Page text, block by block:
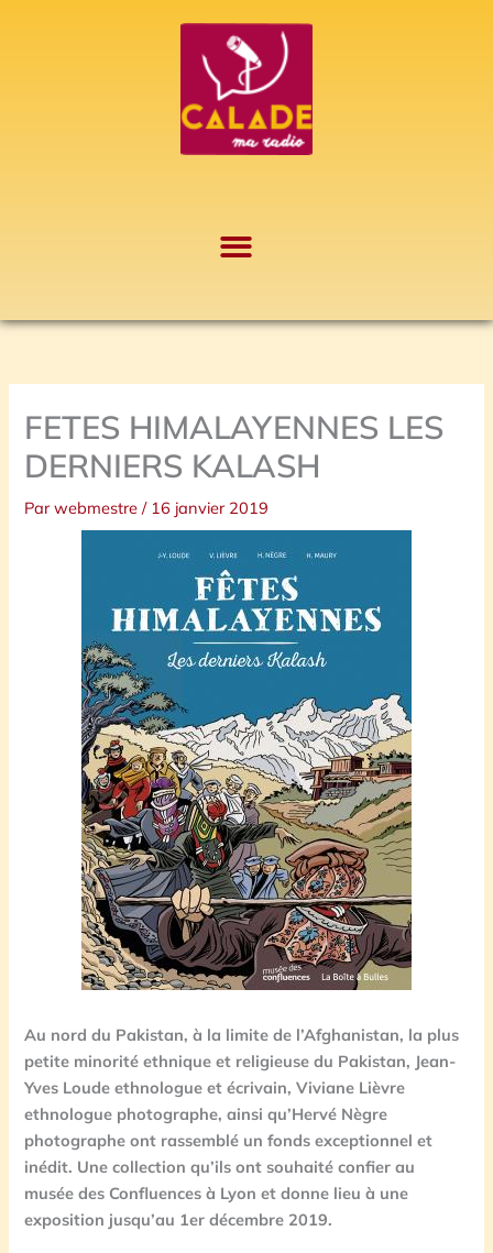
FETES HIMALAYENNES LES
DERNIERS KALASH
Parwebmestre/ 16 janvier 2019
Au nord du Pakistan, à la limite de l’Afghanistan, la plus
petite minorité ethnique et religieuse du Pakistan, Jean-
Yves Loude ethnologue et écrivain, Viviane Lièvre
ethnologue photographe, ainsi qu’Hervé Nègre
photographe ont rassemblé un fonds exceptionnel et
inédit. Une collection qu’ils ont souhaité confier au
musée des Confluences à Lyon et donne lieu à une
exposition jusqu’au 1er décembre 2019.